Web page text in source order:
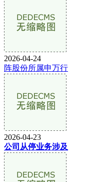
2026-04-24
阵股份所属申万行
2026-04-23
公司从停业务涉及